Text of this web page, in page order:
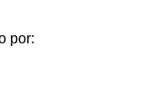
por: